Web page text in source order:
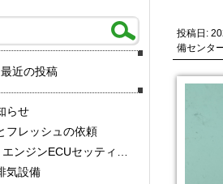
投稿日:
備センタ
最近の投稿
らせ
フレッシュの依頼
ンECUセッティング調整
気設備